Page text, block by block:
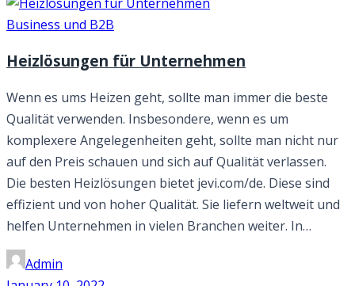
Business und B2B
Heizlösungen für Unternehmen
Wenn es ums Heizen geht, sollte man immer die beste
Qualität verwenden. Insbesondere, wenn es um
komplexere Angelegenheiten geht, sollte man nicht nur
auf den Preis schauen und sich auf Qualität verlassen.
Die besten Heizlösungen bietet jevi.com/de. Diese sind
effizient und von hoher Qualität. Sie liefern weltweit und
helfen Unternehmen in vielen Branchen weiter. In…
Admin